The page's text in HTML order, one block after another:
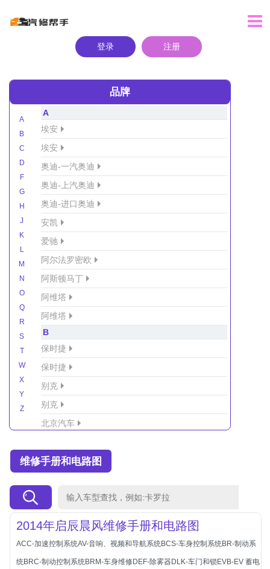
登录 注册
品牌
A
B
C
D
F
G
H
J
K
L
M
N
O
Q
R
S
T
W
X
Y
Z
A
埃安
埃安
奥迪-一汽奥迪
奥迪-上汽奥迪
奥迪-进口奥迪
安凯
爱驰
阿尔法罗密欧
阿斯顿马丁
阿维塔
阿维塔
B
保时捷
保时捷
别克
别克
北京汽车
北京越野车
北汽制造
维修手册和电路图
2014年启辰晨风维修手册和电路图
ACC-加速控制系统AV-音响、视频和导航系统BCS-车身控制系统BR-制动系
统BRC-制动控制系统BRM-车身维修DEF-除雾器DLK-车门和锁EVB-EV 蓄电